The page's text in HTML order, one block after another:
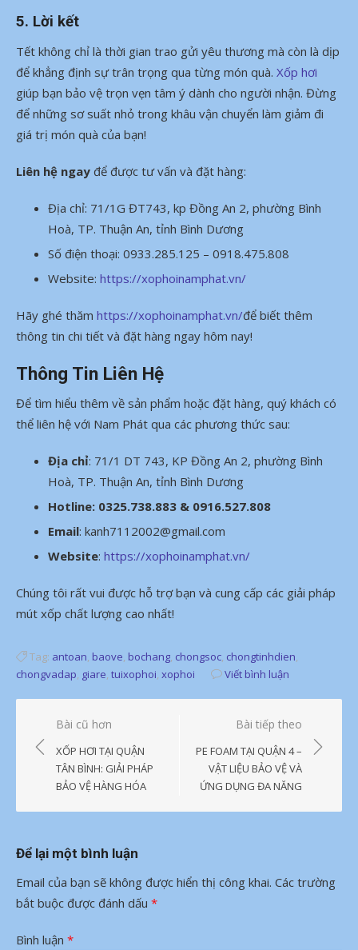
5. Lời kết
Tết không chỉ là thời gian trao gửi yêu thương mà còn là dịp
để khẳng định sự trân trọng qua từng món quà. Xốp hơi
giúp bạn bảo vệ trọn vẹn tâm ý dành cho người nhận. Đừng
để những sơ suất nhỏ trong khâu vận chuyển làm giảm đi
giá trị món quà của bạn!
Liên hệ ngay để được tư vấn và đặt hàng:
Địa chỉ: 71/1G ĐT743, kp Đồng An 2, phường Bình
Hoà, TP. Thuận An, tỉnh Bình Dương
Số điện thoại: 0933.285.125 – 0918.475.808
Website: https://xophoinamphat.vn/
Hãy ghé thăm https://xophoinamphat.vn/để biết thêm
thông tin chi tiết và đặt hàng ngay hôm nay!
Thông Tin Liên Hệ
Để tìm hiểu thêm về sản phẩm hoặc đặt hàng, quý khách có
thể liên hệ với Nam Phát qua các phương thức sau:
Địa chỉ: 71/1 DT 743, KP Đồng An 2, phường Bình
Hoà, TP. Thuận An, tỉnh Bình Dương
Hotline: 0325.738.883 & 0916.527.808
Email: kanh7112002@gmail.com
Website: https://xophoinamphat.vn/
Chúng tôi rất vui được hỗ trợ bạn và cung cấp các giải pháp
mút xốp chất lượng cao nhất!
Tag: antoan, baove, bochang, chongsoc, chongtinhdien,
chongvadap, giare, tuixophoi, xophoi Viết bình luận
Điều
hướng
viết
Bài cũ hơn
XỐP HƠI TẠI QUẬN
TÂN BÌNH: GIẢI PHÁP
BẢO VỆ HÀNG HÓA
Bài tiếp theo
PE FOAM TẠI QUẬN 4 –
VẬT LIỆU BẢO VỆ VÀ
ỨNG DỤNG ĐA NĂNG
Để lại một bình luận
Email của bạn sẽ không được hiển thị công khai. Các trường
bắt buộc được đánh dấu *
Bình luận *